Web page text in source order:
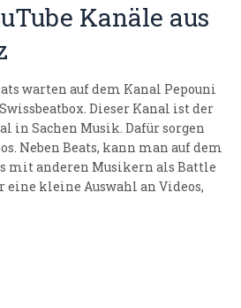
Kanäle aus
warten auf dem Kanal Pepouni
Dieser Kanal ist der
in Sachen Musik. Dafür sorgen
Neben Beats, kann man auf dem
mit anderen Musikern als Battle
eine kleine Auswahl an Videos,